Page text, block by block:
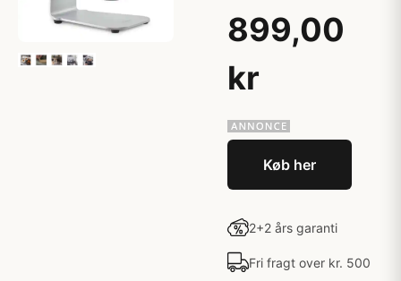
899,00
kr
Køb her
2+2 års garanti
Fri fragt over kr. 500